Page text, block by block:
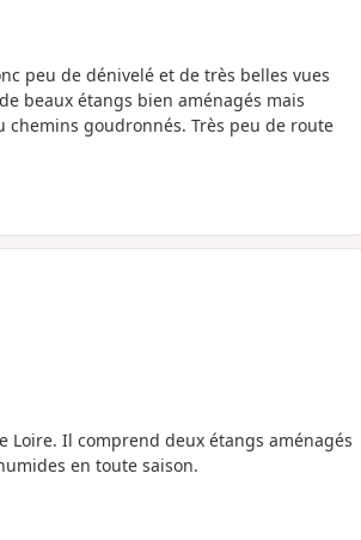
peu de dénivelé et de très belles vues
beaux étangs bien aménagés mais
goudronnés. Très peu de route
Loire. Il comprend deux étangs aménagés
en toute saison.